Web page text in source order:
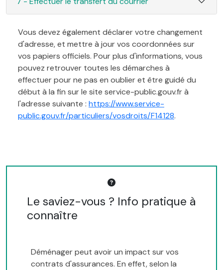
Vous devez également déclarer votre changement
d'adresse, et mettre à jour vos coordonnées sur
vos papiers officiels. Pour plus d'informations, vous
pouvez retrouver toutes les démarches à
effectuer pour ne pas en oublier et être guidé du
début à la fin sur le site service-public.gouv.fr à
l'adresse suivante : https://www.service-
public.gouv.fr/particuliers/vosdroits/F14128.
Le saviez-vous ? Info pratique à
connaître
Déménager peut avoir un impact sur vos
contrats d'assurances. En effet, selon la